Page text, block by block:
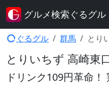
ぐるグル 群馬 とり
とりいちず 高崎東
ドリンク109円革命
グルメ検索ぐるグル